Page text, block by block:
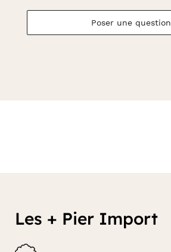
Poser une question
Les + Pier Import